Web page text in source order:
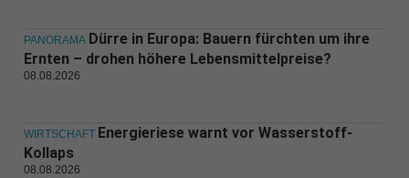
PANORAMA Dürre in Europa: Bauern fürchten um ihre
Ernten – drohen höhere Lebensmittelpreise?
08.08.2026
WIRTSCHAFT Energieriese warnt vor Wasserstoff-
Kollaps
08.08.2026